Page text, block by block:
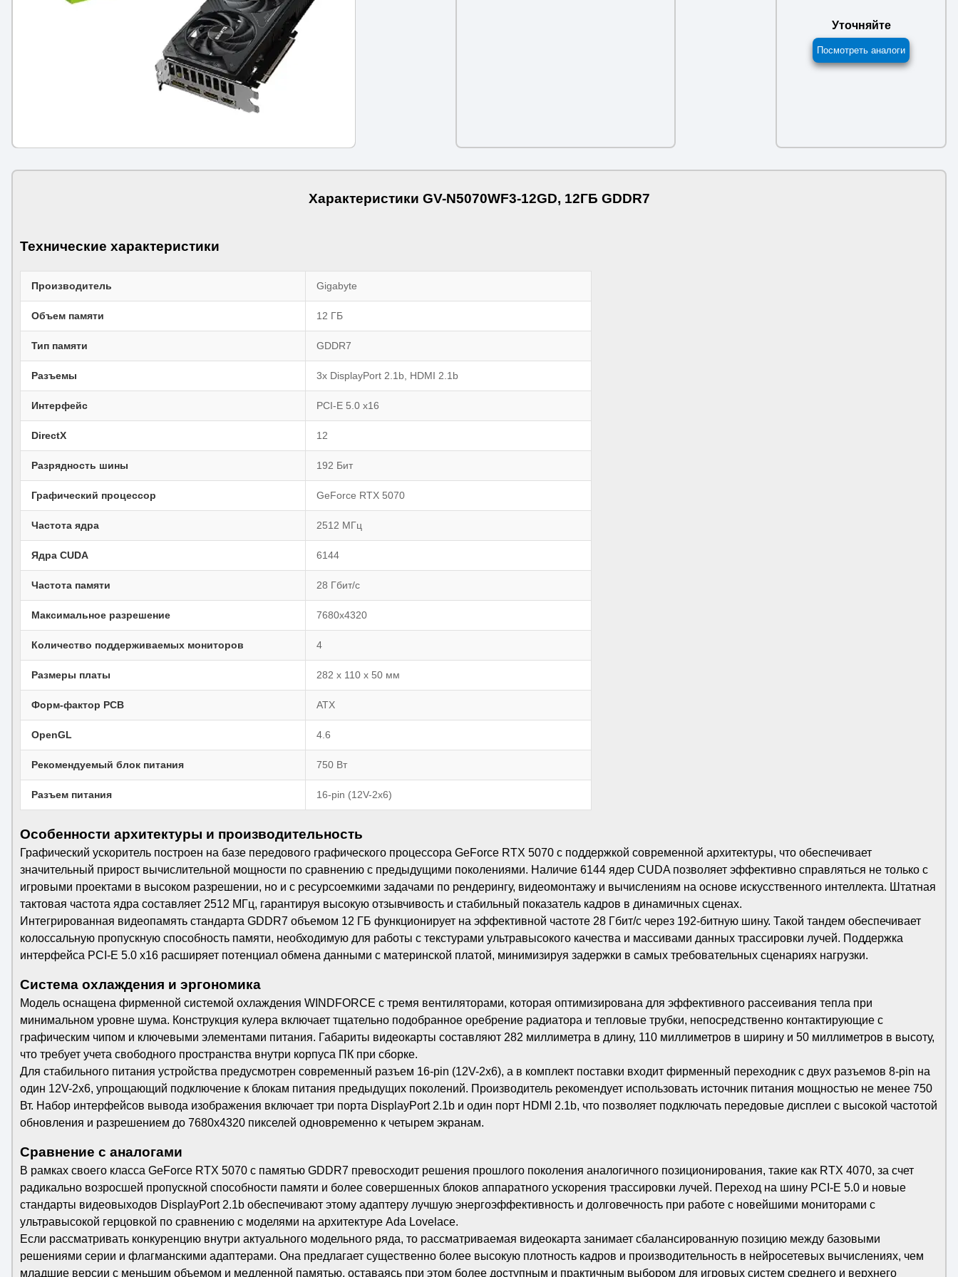
Уточняйте
Посмотреть аналоги
Характеристики GV-N5070WF3-12GD, 12ГБ GDDR7
Технические характеристики
Производитель Gigabyte
Объем памяти 12 ГБ
Тип памяти GDDR7
Разъемы 3x DisplayPort 2.1b, HDMI 2.1b
Интерфейс PCI-E 5.0 x16
DirectX 12
Разрядность шины 192 Бит
Графический процессор GeForce RTX 5070
Частота ядра 2512 МГц
Ядра CUDA 6144
Частота памяти 28 Гбит/с
Максимальное разрешение 7680x4320
Количество поддерживаемых мониторов 4
Размеры платы 282 x 110 x 50 мм
Форм-фактор PCB ATX
OpenGL 4.6
Рекомендуемый блок питания 750 Вт
Разъем питания 16-pin (12V-2x6)
Особенности архитектуры и производительность
Графический ускоритель построен на базе передового графического процессора GeForce RTX 5070 с поддержкой современной архитектуры, что обеспечивает
значительный прирост вычислительной мощности по сравнению с предыдущими поколениями. Наличие 6144 ядер CUDA позволяет эффективно справляться не только с
игровыми проектами в высоком разрешении, но и с ресурсоемкими задачами по рендерингу, видеомонтажу и вычислениям на основе искусственного интеллекта. Штатная
тактовая частота ядра составляет 2512 МГц, гарантируя высокую отзывчивость и стабильный показатель кадров в динамичных сценах.
Интегрированная видеопамять стандарта GDDR7 объемом 12 ГБ функционирует на эффективной частоте 28 Гбит/с через 192-битную шину. Такой тандем обеспечивает
колоссальную пропускную способность памяти, необходимую для работы с текстурами ультравысокого качества и массивами данных трассировки лучей. Поддержка
интерфейса PCI-E 5.0 x16 расширяет потенциал обмена данными с материнской платой, минимизируя задержки в самых требовательных сценариях нагрузки.
Система охлаждения и эргономика
Модель оснащена фирменной системой охлаждения WINDFORCE с тремя вентиляторами, которая оптимизирована для эффективного рассеивания тепла при
минимальном уровне шума. Конструкция кулера включает тщательно подобранное оребрение радиатора и тепловые трубки, непосредственно контактирующие с
графическим чипом и ключевыми элементами питания. Габариты видеокарты составляют 282 миллиметра в длину, 110 миллиметров в ширину и 50 миллиметров в высоту,
что требует учета свободного пространства внутри корпуса ПК при сборке.
Для стабильного питания устройства предусмотрен современный разъем 16-pin (12V-2x6), а в комплект поставки входит фирменный переходник с двух разъемов 8-pin на
один 12V-2x6, упрощающий подключение к блокам питания предыдущих поколений. Производитель рекомендует использовать источник питания мощностью не менее 750
Вт. Набор интерфейсов вывода изображения включает три порта DisplayPort 2.1b и один порт HDMI 2.1b, что позволяет подключать передовые дисплеи с высокой частотой
обновления и разрешением до 7680x4320 пикселей одновременно к четырем экранам.
Сравнение с аналогами
В рамках своего класса GeForce RTX 5070 с памятью GDDR7 превосходит решения прошлого поколения аналогичного позиционирования, такие как RTX 4070, за счет
радикально возросшей пропускной способности памяти и более совершенных блоков аппаратного ускорения трассировки лучей. Переход на шину PCI-E 5.0 и новые
стандарты видеовыходов DisplayPort 2.1b обеспечивают этому адаптеру лучшую энергоэффективность и долговечность при работе с новейшими мониторами с
ультравысокой герцовкой по сравнению с моделями на архитектуре Ada Lovelace.
Если рассматривать конкуренцию внутри актуального модельного ряда, то рассматриваемая видеокарта занимает сбалансированную позицию между базовыми
решениями серии и флагманскими адаптерами. Она предлагает существенно более высокую плотность кадров и производительность в нейросетевых вычислениях, чем
младшие версии с меньшим объемом и медленной памятью, оставаясь при этом более доступным и практичным выбором для игровых систем среднего и верхнего